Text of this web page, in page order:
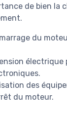
de bien la
du
électrique
des
du moteur.